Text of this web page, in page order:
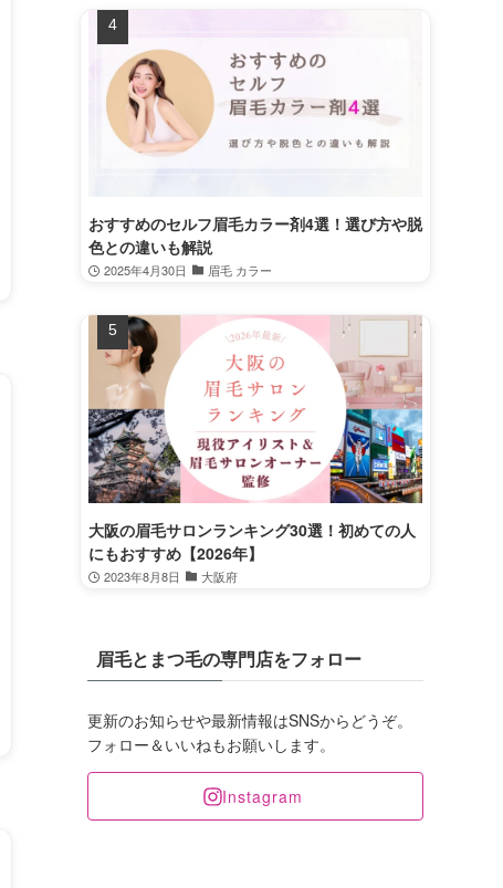
おすすめのセルフ眉毛カラー剤4選！選び方や脱
色との違いも解説
2025年4月30日 眉毛 カラー
大阪の眉毛サロンランキング30選！初めての人
にもおすすめ【2026年】
2023年8月8日 大阪府
眉毛とまつ毛の専門店をフォロー
更新のお知らせや最新情報はSNSからどうぞ。
フォロー＆いいねもお願いします。
Instagram